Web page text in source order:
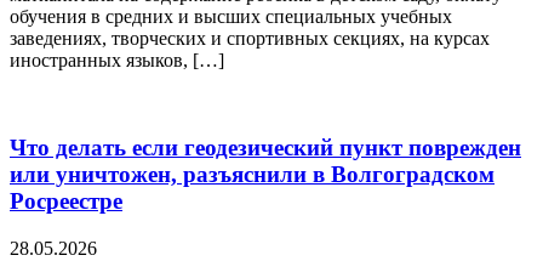
обучения в средних и высших специальных учебных
заведениях, творческих и спортивных секциях, на курсах
иностранных языков, […]
Что делать если геодезический пункт поврежден
или уничтожен, разъяснили в Волгоградском
Росреестре
28.05.2026